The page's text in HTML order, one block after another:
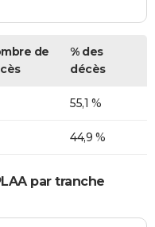
de
% des
décès
55,1 %
44,9 %
par tranche